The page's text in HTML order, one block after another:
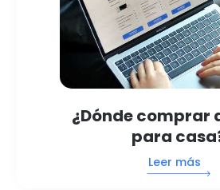
¿Dónde comprar
para
Leer más